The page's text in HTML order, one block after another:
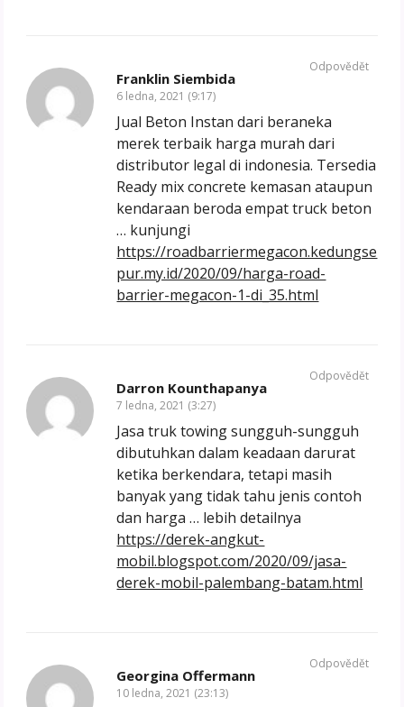
Franklin Siembida
6 ledna, 2021 (9:17)
Jual Beton Instan dari beraneka
merek terbaik harga murah dari
distributor legal di indonesia. Tersedia
Ready mix concrete kemasan ataupun
kendaraan beroda empat truck beton
… kunjungi
https://roadbarriermegacon.kedungse
pur.my.id/2020/09/harga-road-
barrier-megacon-1-di_35.html
Odpovědět
Darron Kounthapanya
7 ledna, 2021 (3:27)
Jasa truk towing sungguh-sungguh
dibutuhkan dalam keadaan darurat
ketika berkendara, tetapi masih
banyak yang tidak tahu jenis contoh
dan harga … lebih detailnya
https://derek-angkut-
mobil.blogspot.com/2020/09/jasa-
derek-mobil-palembang-batam.html
Odpovědět
Georgina Offermann
10 ledna, 2021 (23:13)
Odpovědět